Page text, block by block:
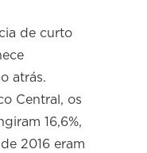
de curto
atrás.
Central, os
16,6%,
2016 eram